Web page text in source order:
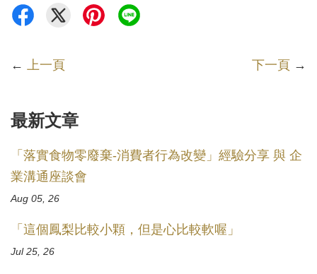
← 上一頁 下一頁 →
最新文章
「落實食物零廢棄-消費者行為改變」經驗分享 與 企
業溝通座談會
Aug 05, 26
「這個鳳梨比較小顆，但是心比較軟喔」
Jul 25, 26